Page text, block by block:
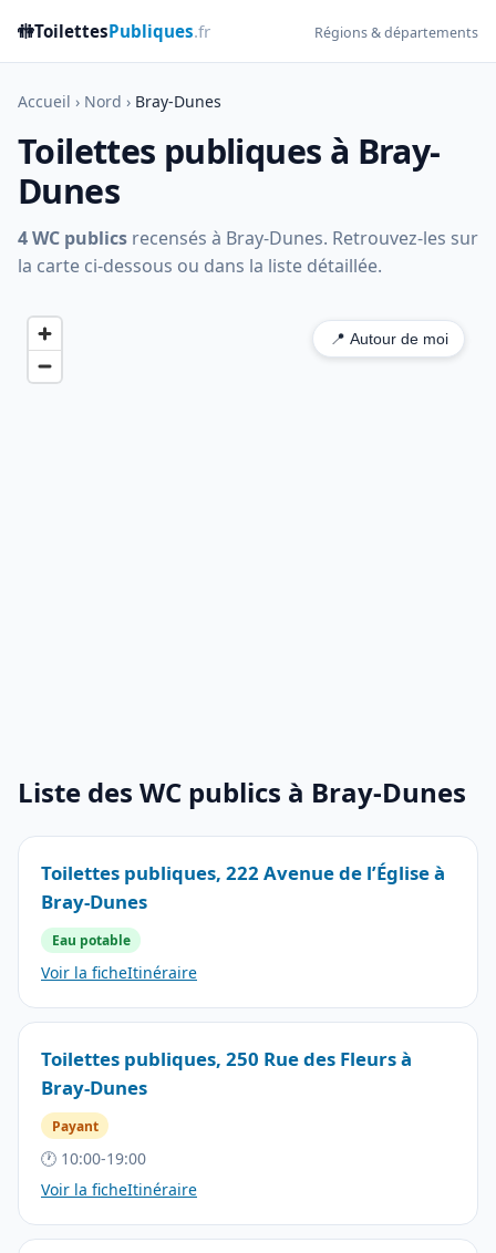
🚻ToilettesPubliques.fr Régions & départements
Accueil › Nord › Bray-Dunes
Toilettes publiques à Bray-
Dunes
4 WC publics recensés à Bray-Dunes. Retrouvez-les sur
la carte ci-dessous ou dans la liste détaillée.
📍 Autour de moi
Liste des WC publics à Bray-Dunes
Toilettes publiques, 222 Avenue de l’Église à
Bray-Dunes
Eau potable
Voir la ficheItinéraire
Toilettes publiques, 250 Rue des Fleurs à
Bray-Dunes
Payant
🕐 10:00-19:00
Voir la ficheItinéraire